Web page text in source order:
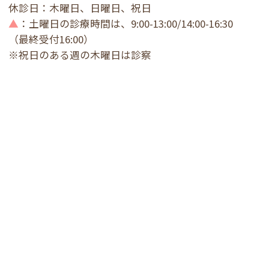
休診日：木曜日、日曜日、祝日
▲ ：土曜日の診療時間は、9:00-13:00/14:00-16:30
（最終受付16:00）
※祝日のある週の木曜日は診察